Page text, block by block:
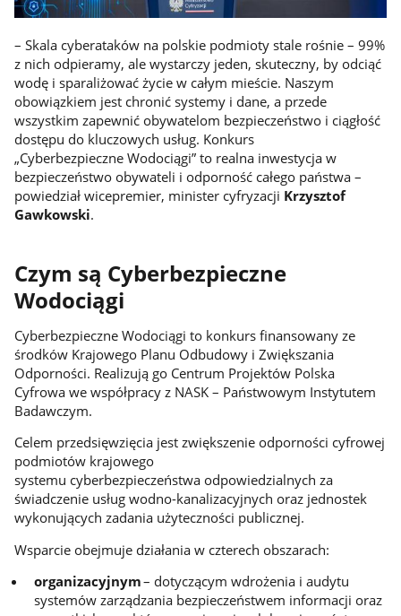
– Skala cyberataków na polskie podmioty stale rośnie – 99%
z nich odpieramy, ale wystarczy jeden, skuteczny, by odciąć
wodę i sparaliżować życie w całym mieście. Naszym
obowiązkiem jest chronić systemy i dane, a przede
wszystkim zapewnić obywatelom bezpieczeństwo i ciągłość
dostępu do kluczowych usług. Konkurs
„Cyberbezpieczne Wodociągi” to realna inwestycja w
bezpieczeństwo obywateli i odporność całego państwa –
powiedział wicepremier, minister cyfryzacji Krzysztof
Gawkowski.
Czym są Cyberbezpieczne
Wodociągi
Cyberbezpieczne Wodociągi to konkurs finansowany ze
środków Krajowego Planu Odbudowy i Zwiększania
Odporności. Realizują go Centrum Projektów Polska
Cyfrowa we współpracy z NASK – Państwowym Instytutem
Badawczym.
Celem przedsięwzięcia jest zwiększenie odporności cyfrowej
podmiotów krajowego
systemu cyberbezpieczeństwa odpowiedzialnych za
świadczenie usług wodno-kanalizacyjnych oraz jednostek
wykonujących zadania użyteczności publicznej.
Wsparcie obejmuje działania w czterech obszarach:
organizacyjnym– dotyczącym wdrożenia i audytu
systemów zarządzania bezpieczeństwem informacji oraz